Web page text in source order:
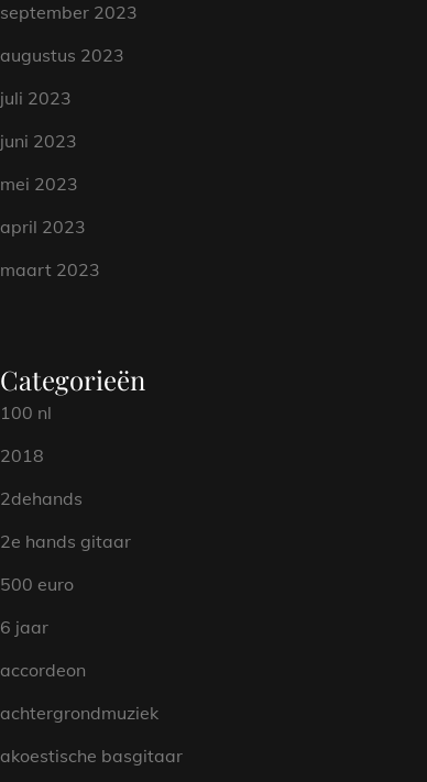
september 2023
augustus 2023
juli 2023
juni 2023
mei 2023
april 2023
maart 2023
Categorieën
100 nl
2018
2dehands
2e hands gitaar
500 euro
6 jaar
accordeon
achtergrondmuziek
akoestische basgitaar